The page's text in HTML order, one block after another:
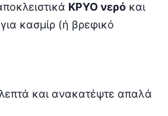
ΚΡΥΟ νερό και
κασμίρ (ή βρεφικό
και ανακατέψτε απαλά